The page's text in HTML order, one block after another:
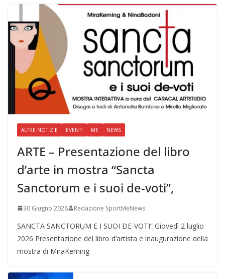
ALTRE NOTIZIE EVENTI ME NEWS
ARTE – Presentazione del libro
d’arte in mostra “Sancta
Sanctorum e i suoi de-voti”,
30 Giugno 2026 Redazione SportMeNews
SANCTA SANCTORUM E I SUOI DE-VOTI” Giovedì 2 luglio
2026 Presentazione del libro d’artista e inaugurazione della
mostra di MiraKerning